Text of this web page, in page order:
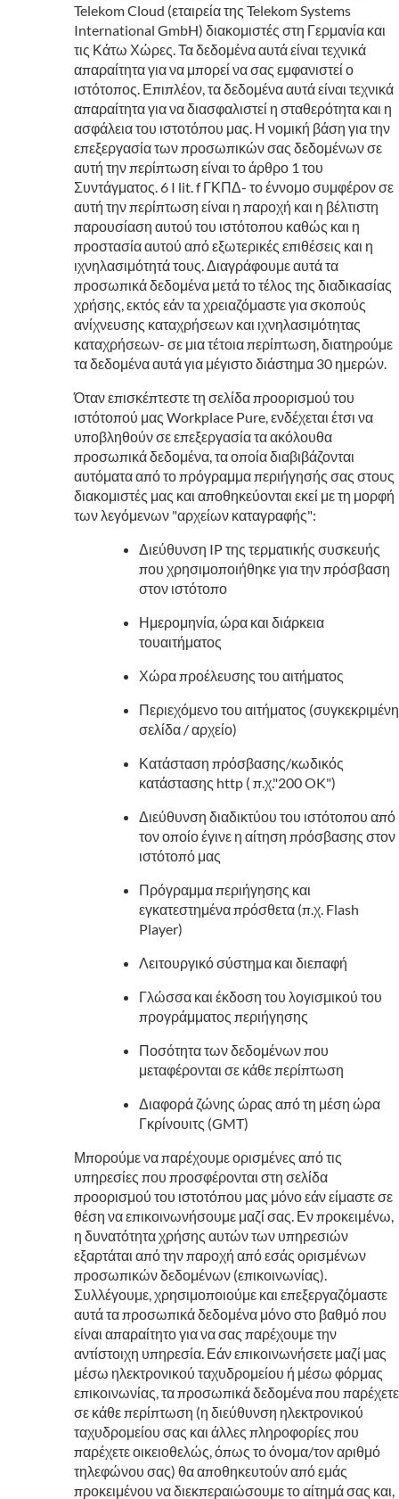
Telekom Cloud (εταιρεία της Telekom Systems
International GmbH) διακομιστές στη Γερμανία και
τις Κάτω Χώρες. Τα δεδομένα αυτά είναι τεχνικά
απαραίτητα για να μπορεί να σας εμφανιστεί ο
ιστότοπος. Επιπλέον, τα δεδομένα αυτά είναι τεχνικά
απαραίτητα για να διασφαλιστεί η σταθερότητα και η
ασφάλεια του ιστοτόπου μας. Η νομική βάση για την
επεξεργασία των προσωπικών σας δεδομένων σε
αυτή την περίπτωση είναι το άρθρο 1 του
Συντάγματος. 6 I lit. f ΓΚΠΔ- το έννομο συμφέρον σε
αυτή την περίπτωση είναι η παροχή και η βέλτιστη
παρουσίαση αυτού του ιστότοπου καθώς και η
προστασία αυτού από εξωτερικές επιθέσεις και η
ιχνηλασιμότητά τους. Διαγράφουμε αυτά τα
προσωπικά δεδομένα μετά το τέλος της διαδικασίας
χρήσης, εκτός εάν τα χρειαζόμαστε για σκοπούς
ανίχνευσης καταχρήσεων και ιχνηλασιμότητας
καταχρήσεων- σε μια τέτοια περίπτωση, διατηρούμε
τα δεδομένα αυτά για μέγιστο διάστημα 30 ημερών.
Όταν επισκέπτεστε τη σελίδα προορισμού του
ιστότοπού μας Workplace Pure, ενδέχεται έτσι να
υποβληθούν σε επεξεργασία τα ακόλουθα
προσωπικά δεδομένα, τα οποία διαβιβάζονται
αυτόματα από το πρόγραμμα περιήγησής σας στους
διακομιστές μας και αποθηκεύονται εκεί με τη μορφή
των λεγόμενων "αρχείων καταγραφής":
Διεύθυνση IP της τερματικής συσκευής
που χρησιμοποιήθηκε για την πρόσβαση
στον ιστότοπο
Ημερομηνία, ώρα και διάρκεια
τουαιτήματος
Χώρα προέλευσης του αιτήματος
Περιεχόμενο του αιτήματος (συγκεκριμένη
σελίδα / αρχείο)
Κατάσταση πρόσβασης/κωδικός
κατάστασης http ( π.χ."200 OK")
Διεύθυνση διαδικτύου του ιστότοπου από
τον οποίο έγινε η αίτηση πρόσβασης στον
ιστότοπό μας
Πρόγραμμα περιήγησης και
εγκατεστημένα πρόσθετα (π.χ. Flash
Player)
Λειτουργικό σύστημα και διεπαφή
Γλώσσα και έκδοση του λογισμικού του
προγράμματος περιήγησης
Ποσότητα των δεδομένων που
μεταφέρονται σε κάθε περίπτωση
Διαφορά ζώνης ώρας από τη μέση ώρα
Γκρίνουιτς (GMT)
Μπορούμε να παρέχουμε ορισμένες από τις
υπηρεσίες που προσφέρονται στη σελίδα
προορισμού του ιστοτόπου μας μόνο εάν είμαστε σε
θέση να επικοινωνήσουμε μαζί σας. Εν προκειμένω,
η δυνατότητα χρήσης αυτών των υπηρεσιών
εξαρτάται από την παροχή από εσάς ορισμένων
προσωπικών δεδομένων (επικοινωνίας).
Συλλέγουμε, χρησιμοποιούμε και επεξεργαζόμαστε
αυτά τα προσωπικά δεδομένα μόνο στο βαθμό που
είναι απαραίτητο για να σας παρέχουμε την
αντίστοιχη υπηρεσία. Εάν επικοινωνήσετε μαζί μας
μέσω ηλεκτρονικού ταχυδρομείου ή μέσω φόρμας
επικοινωνίας, τα προσωπικά δεδομένα που παρέχετε
σε κάθε περίπτωση (η διεύθυνση ηλεκτρονικού
ταχυδρομείου σας και άλλες πληροφορίες που
παρέχετε οικειοθελώς, όπως το όνομα/τον αριθμό
τηλεφώνου σας) θα αποθηκευτούν από εμάς
προκειμένου να διεκπεραιώσουμε το αίτημά σας και,